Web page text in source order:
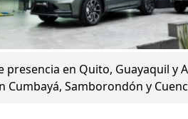
presencia en Quito, Guayaquil y
Cumbayá, Samborondón y